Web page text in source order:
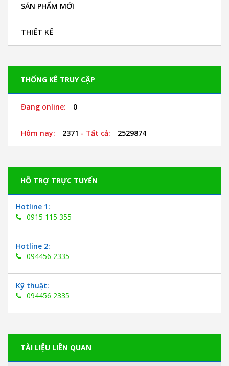
SẢN PHẨM MỚI
THIẾT KẾ
THỐNG KÊ TRUY CẬP
Đang online: 0
Hôm nay: 2371 - Tất cả: 2529874
HỖ TRỢ TRỰC TUYẾN
Hotline 1:
0915 115 355
Hotline 2:
094456 2335
Kỹ thuật:
094456 2335
TÀI LIỆU LIÊN QUAN